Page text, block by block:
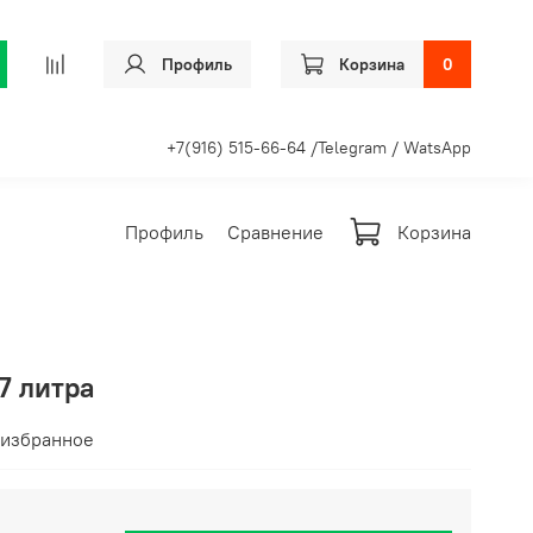
Профиль Корзина 0
+7(916) 515-66-64 /Telegram / WatsApp
Профиль Сравнение Корзина
литра